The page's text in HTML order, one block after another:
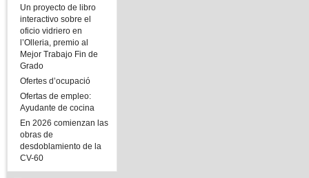
Un proyecto de libro
interactivo sobre el
oficio vidriero en
l’Olleria, premio al
Mejor Trabajo Fin de
Grado
Ofertes d’ocupació
Ofertas de empleo:
Ayudante de cocina
En 2026 comienzan las
obras de
desdoblamiento de la
CV-60